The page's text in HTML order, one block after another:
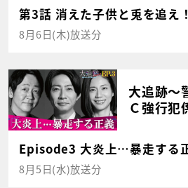
第3話 消えた子供と兎を追え！
8月6日(木)放送分
大追跡～
Ｃ強行犯
Episode3 大炎上…暴走する
8月5日(水)放送分